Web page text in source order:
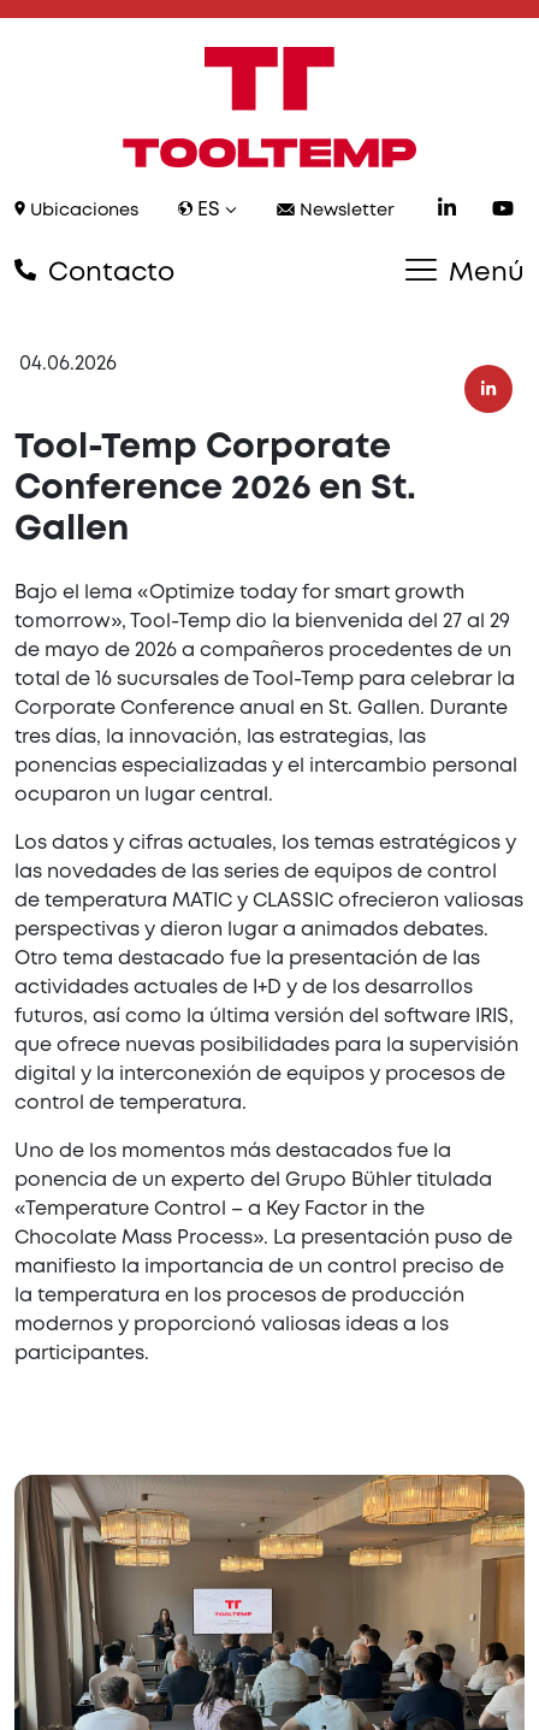
Ubicaciones ES Newsletter
Contacto Menú
04.06.2026
Tool-Temp Corporate
Conference 2026 en St.
Gallen
Bajo el lema «Optimize today for smart growth
tomorrow», Tool-Temp dio la bienvenida del 27 al 29
de mayo de 2026 a compañeros procedentes de un
total de 16 sucursales de Tool-Temp para celebrar la
Corporate Conference anual en St. Gallen. Durante
tres días, la innovación, las estrategias, las
ponencias especializadas y el intercambio personal
ocuparon un lugar central.
Los datos y cifras actuales, los temas estratégicos y
las novedades de las series de equipos de control
de temperatura MATIC y CLASSIC ofrecieron valiosas
perspectivas y dieron lugar a animados debates.
Otro tema destacado fue la presentación de las
actividades actuales de I+D y de los desarrollos
futuros, así como la última versión del software IRIS,
que ofrece nuevas posibilidades para la supervisión
digital y la interconexión de equipos y procesos de
control de temperatura.
Uno de los momentos más destacados fue la
ponencia de un experto del Grupo Bühler titulada
«Temperature Control – a Key Factor in the
Chocolate Mass Process». La presentación puso de
manifiesto la importancia de un control preciso de
la temperatura en los procesos de producción
modernos y proporcionó valiosas ideas a los
participantes.